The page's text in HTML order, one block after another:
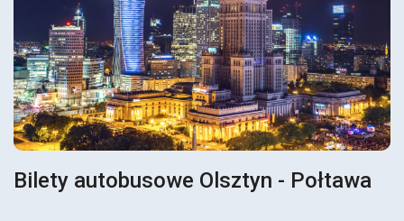
Bilety autobusowe Olsztyn - Połtawa